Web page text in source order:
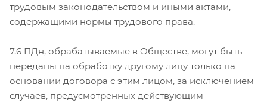
трудовым законодательством и иными актами,
содержащими нормы трудового права.
7.6 ПДн, обрабатываемые в Обществе, могут быть
переданы на обработку другому лицу только на
основании договора с этим лицом, за исключением
случаев, предусмотренных действующим